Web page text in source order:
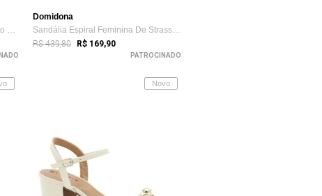
Sandália Feminina Domidona Salto Baixo S...
Domidona
Sandália Espiral Feminina De Strass Salt...
R$ 439,80 R$ 169,90
PATROCINADO
Novo